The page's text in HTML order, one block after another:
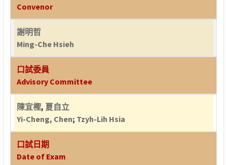
Convenor
謝明哲
Ming-Che Hsieh
口試委員
Advisory Committee
陳宜檉, 夏自立
Yi-Cheng, Chen; Tzyh-Lih Hsia
口試日期
Date of Exam